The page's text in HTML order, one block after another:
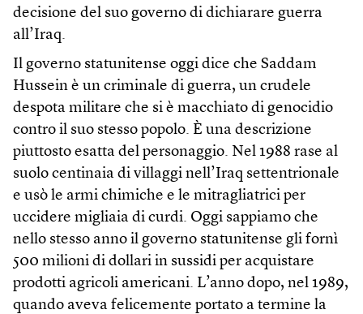
decisione del suo governo di dichiarare guerra
all’Iraq.
Il governo statunitense oggi dice che Saddam
Hussein è un criminale di guerra, un crudele
despota militare che si è macchiato di genocidio
contro il suo stesso popolo. È una descrizione
piuttosto esatta del personaggio. Nel 1988 rase al
suolo centinaia di villaggi nell’Iraq settentrionale
e usò le armi chimiche e le mitragliatrici per
uccidere migliaia di curdi. Oggi sappiamo che
nello stesso anno il governo statunitense gli fornì
500 milioni di dollari in sussidi per acquistare
prodotti agricoli americani. L’anno dopo, nel 1989,
quando aveva felicemente portato a termine la